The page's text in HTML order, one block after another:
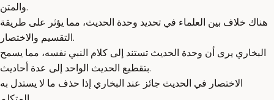
والمتن.
هناك خلاف بين العلماء في تحديد وحدة الحديث، مما يؤثر على طريقة
التقسيم والاختصار.
البخاري يرى أن وحدة الحديث تستند إلى كلام النبي نفسه، مما يسمح
بتقطيع الحديث الواحد إلى عدة أحاديث.
الاختصار في الحديث جائز عند البخاري إذا حذف ما لا يستدل به